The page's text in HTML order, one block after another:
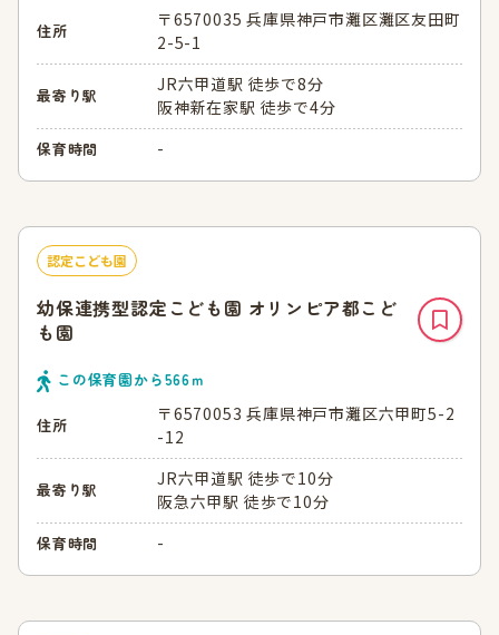
住所
〒6570035 兵庫県神戸市灘区灘区友田町
2-5-1
最寄り駅
JR六甲道駅 徒歩で8分
阪神新在家駅 徒歩で4分
保育時間 -
認定こども園
幼保連携型認定こども園 オリンピア都こど
も園
この保育園から566ｍ
住所
〒6570053 兵庫県神戸市灘区六甲町5-2
-12
最寄り駅
JR六甲道駅 徒歩で10分
阪急六甲駅 徒歩で10分
保育時間 -